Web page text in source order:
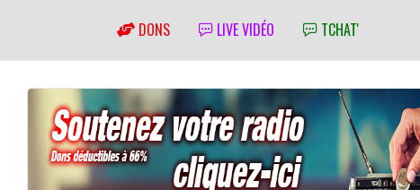
DONS LIVE VIDÉO TCHAT'